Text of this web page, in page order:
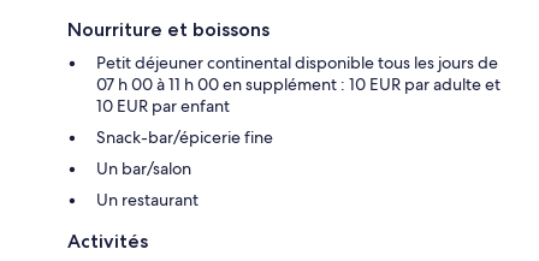
Nourriture et boissons
Petit déjeuner continental disponible tous les jours de
07 h 00 à 11 h 00 en supplément : 10 EUR par adulte et
10 EUR par enfant
Snack-bar/épicerie fine
Un bar/salon
Un restaurant
Activités